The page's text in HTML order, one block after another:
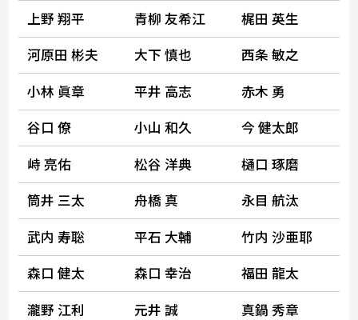
上野 翔平 青柳 友希江
梶田 英生
河原田 彬夫
大下 慎也
西条 敏之
小林 眞章
平井 高志
赤木 勇
谷口 僚
小山 和久
今 健太郎
峙 亮佑
松谷 洋典
樋口 琢磨
筒井 三太
舟橋 真
永目 航汰
武内 寿聡
平石 大輔
竹内 沙亜耶
森口 健太
森口 幸治
福田 龍太
瀧野 江利
元井 誠
真鍋 秀章